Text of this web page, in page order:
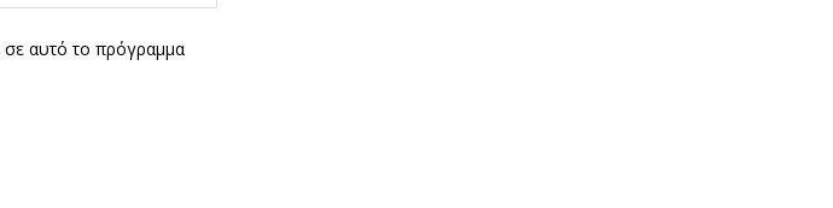
σε αυτό το πρόγραμμα